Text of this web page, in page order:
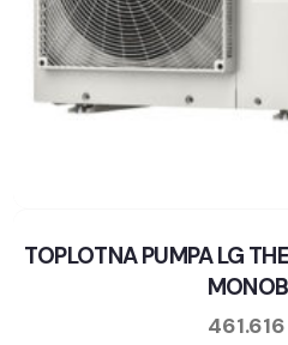
TOPLOTNA PUMPA LG
461.616